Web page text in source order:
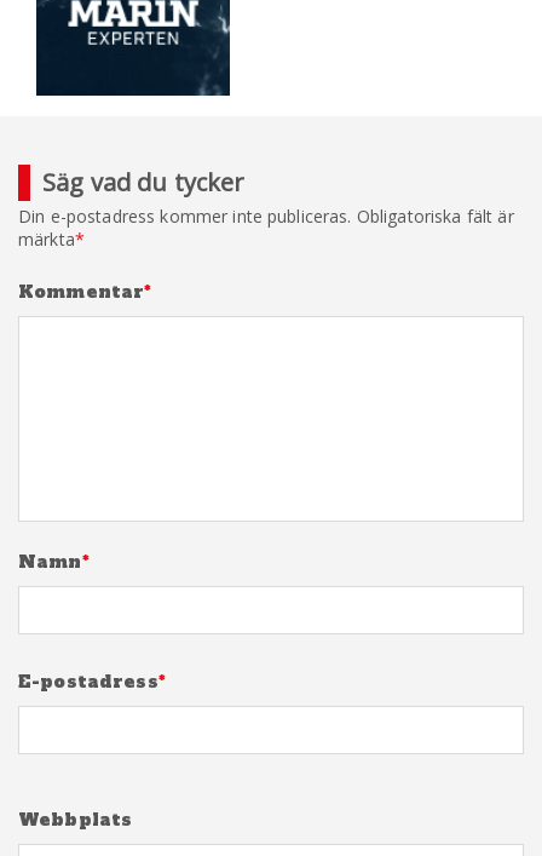
Säg vad du tycker
Din e-postadress kommer inte publiceras. Obligatoriska fält är
märkta*
Kommentar*
Namn*
E-postadress*
Webbplats